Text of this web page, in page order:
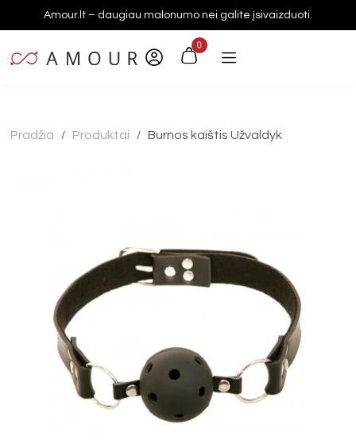
Amour.lt – daugiau malonumo nei galite įsivaizduoti.
0
Pradžia / Produktai / Burnos kaištis Užvaldyk